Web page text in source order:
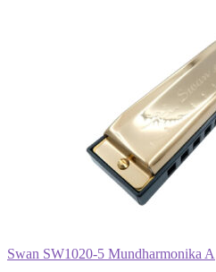
Swan SW1020-5 Mundharmonika A